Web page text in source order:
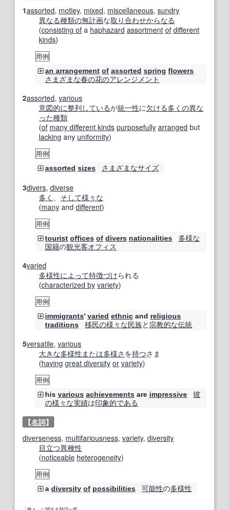
1assorted, motley, mixed, miscellaneous, sundry
異なる種類の無計画な取り合わせからなる
(consisting of a haphazard assortment of different
kinds)
用例
an arrangement of assorted spring flowers
さまざまな春の花のアレンジメント
2assorted, various
意図的に整列 しているが統一性に欠ける多くの異な
った種類
(of many different kinds purposefully arranged but
lacking any uniformity)
用例
assorted sizes さまざまなサイズ
3divers, diverse
多く
そして様々な
(many and different)
用例
tourist offices of divers nationalities
多様な
国籍の観光客オフィス
4varied
多様性によって特徴づけられる
(characterized by variety)
用例
immigrants' varied ethnic and religious
traditions
移民の様々な民族と 宗教的な伝統
5versatile, various
大きな多様性 または多様さ を持つさま
(having great diversity or variety)
用例
his various achievements are impressive
彼
の様々な実績は印象的である
【名詞】
diverseness, multifariousness, variety, diversity
目立つ異種性
(noticeable heterogeneity)
用例
a diversity of possibilities 可能性の多様性